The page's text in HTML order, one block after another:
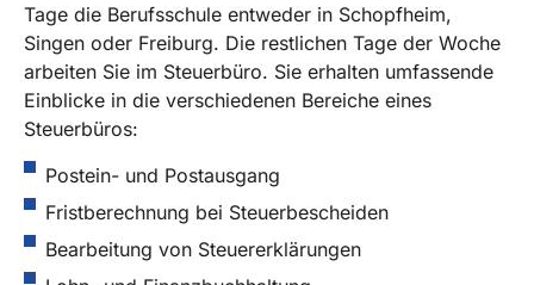
Tage die Berufsschule entweder in Schopfheim,
Singen oder Freiburg. Die restlichen Tage der Woche
arbeiten Sie im Steuerbüro. Sie erhalten umfassende
Einblicke in die verschiedenen Bereiche eines
Steuerbüros:
Postein- und Postausgang
Fristberechnung bei Steuerbescheiden
Bearbeitung von Steuererklärungen